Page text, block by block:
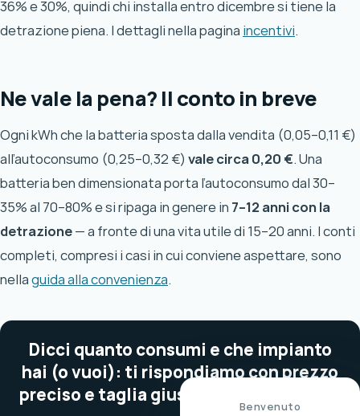
36% e 30%, quindi chi installa entro dicembre si tiene la
detrazione piena. I dettagli nella pagina incentivi.
Ne vale la pena? Il conto in breve
Ogni kWh che la batteria sposta dalla vendita (0,05–0,11 €)
all’autoconsumo (0,25–0,32 €) vale circa 0,20 €. Una
batteria ben dimensionata porta l’autoconsumo dal 30–
35% al 70–80% e si ripaga in genere in 7–12 anni con la
detrazione— a fronte di una vita utile di 15–20 anni. I conti
completi, compresi i casi in cui conviene aspettare, sono
nellaguida alla convenienza.
Dicci quanto consumi e che impianto
hai (o vuoi): ti rispondiamo con prezzo
preciso e taglia giusta, senza impegno.
Benvenuto